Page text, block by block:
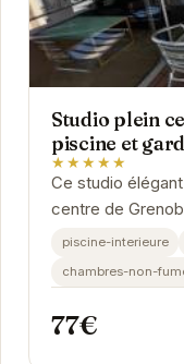
Studio plein
piscine et
★★★★★
Ce studio
centre de
attractions de la
piscine-interieure
chambres-non-
77€